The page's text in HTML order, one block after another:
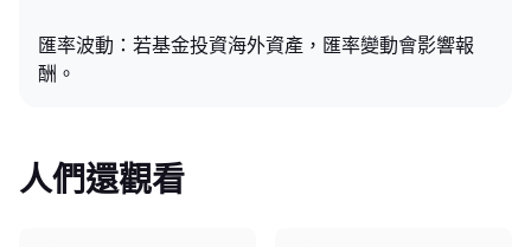
匯率波動：若基金投資海外資產，匯率變動會影響報
酬。
人們還觀看